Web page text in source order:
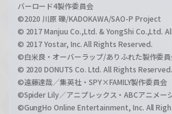
バーロード4製作委員会
©2020 川原 礫/KADOKAWA/SAO-P Project
© 2017 Manjuu Co.,Ltd. & YongShi Co.,Ltd.
© 2017 Yostar, Inc. All Rights Reserved.
©白米良・オーバーラップ/ありふれた製作委
© 2020 DONUTS Co. Ltd. All Rights Reserved.
©遠藤達哉／集英社・SPY×FAMILY製作委員会
©Spider Lily／アニプレックス・ABCアニメー
©GungHo Online Entertainment, Inc. All